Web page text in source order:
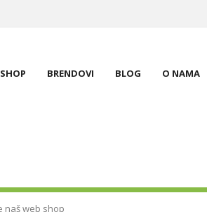
SHOP BRENDOVI BLOG O NAMA